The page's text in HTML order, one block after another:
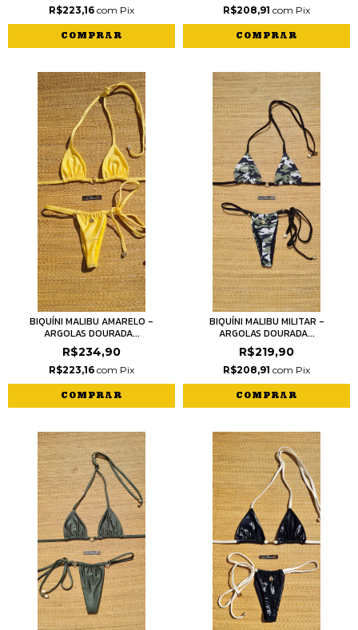
R$223,16 com Pix
COMPRAR
R$208,91 com Pix
COMPRAR
BIQUÍNI MALIBU AMARELO -
ARGOLAS DOURADA...
R$234,90
R$223,16 com Pix
COMPRAR
BIQUÍNI MALIBU MILITAR -
ARGOLAS DOURADA...
R$219,90
R$208,91 com Pix
COMPRAR